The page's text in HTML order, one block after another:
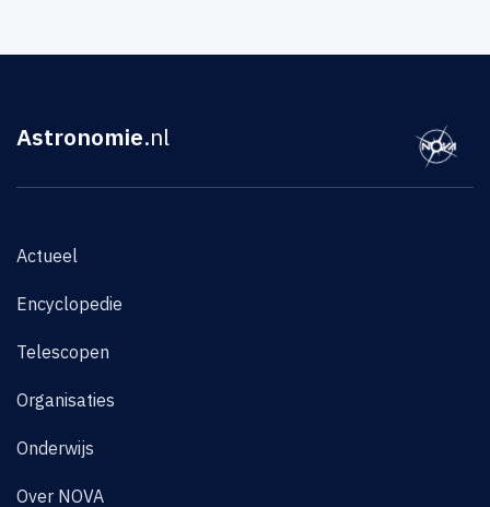
Astronomie.nl
Actueel
Encyclopedie
Telescopen
Organisaties
Onderwijs
Over NOVA